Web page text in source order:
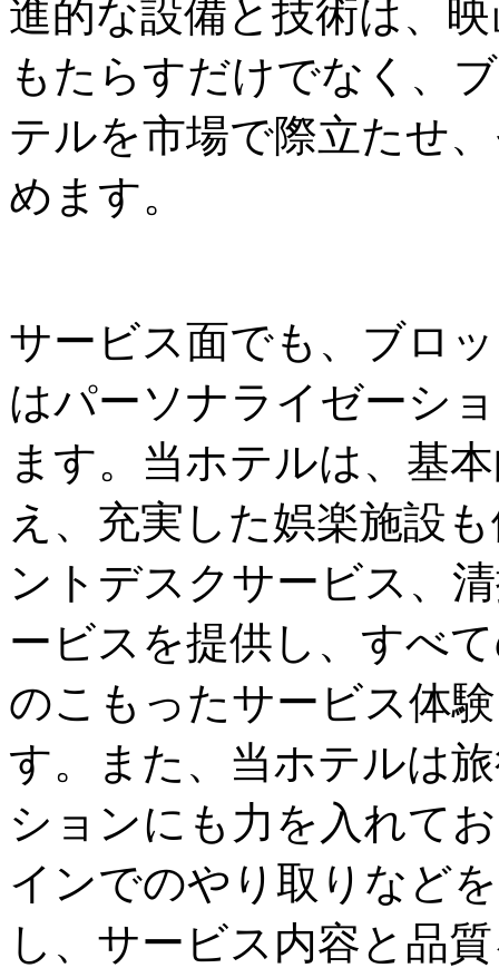
進的な設備と技術は、
もたらすだけでなく、
テルを市場で際立たせ
めます。
サービス面でも、ブロ
はパーソナライゼーシ
ます。当ホテルは、基
え、充実した娯楽施設
ントデスクサービス、
ービスを提供し、すべ
のこもったサービス体
す。また、当ホテルは
ションにも力を入れて
インでのやり取りなど
し、サービス内容と品